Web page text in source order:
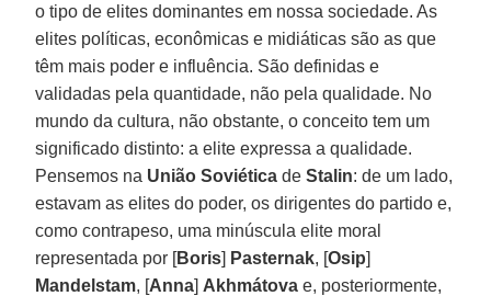
o tipo de elites dominantes em nossa sociedade. As
elites políticas, econômicas e midiáticas são as que
têm mais poder e influência. São definidas e
validadas pela quantidade, não pela qualidade. No
mundo da cultura, não obstante, o conceito tem um
significado distinto: a elite expressa a qualidade.
Pensemos na União Soviética deStalin: de um lado,
estavam as elites do poder, os dirigentes do partido e,
como contrapeso, uma minúscula elite moral
representada por [Boris] Pasternak, [Osip]
Mandelstam, [Anna] Akhmátova e, posteriormente,